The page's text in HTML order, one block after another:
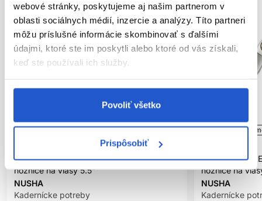
webové stránky, poskytujeme aj našim partnerom v
oblasti sociálnych médií, inzercie a analýzy. Títo partneri
môžu príslušné informácie skombinovať s ďalšími
údajmi, ktoré ste im poskytli alebo ktoré od vás získali,
keď ste používali ich služby.
Povoliť všetko
Prispôsobiť
Doprava zadarmo
Odporúčame
NUSHA PrecisionEdge PE55 kadernícke
nožnice na vlasy 5.5"
NUSHA
Kadernícke potreby
Doprava
NUSHA
nožnice na
NUSHA
Kadernícke